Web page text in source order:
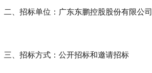
二、招标单位：广东东鹏控股股份有限公司
三、招标方式：公开招标和邀请招标